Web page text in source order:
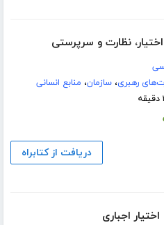
نظارت و سرپرستی
رهبری،سازمان، منابع انسانی
دریافت از کتابراه
اجباری